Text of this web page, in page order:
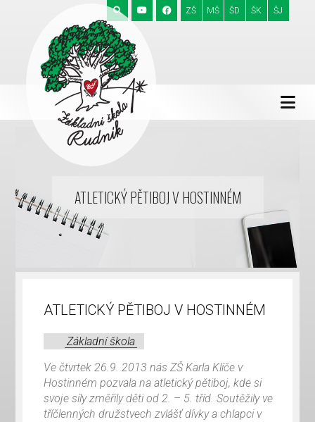
ZŠ MŠ ŠD ŠK ŠJ
ATLETICKÝ PĚTIBOJ V HOSTINNÉM
ATLETICKÝ PĚTIBOJ V HOSTINNÉM
Základní škola
Ve čtvrtek 26.9. 2013 nás ZŠ Karla Klíče v
Hostinném pozvala na atletický pětiboj, kde si
svoje síly změřily děti od 2. – 5. tříd. Soutěžily ve
tříčlenných družstvech zvlášť dívky a chlapci v